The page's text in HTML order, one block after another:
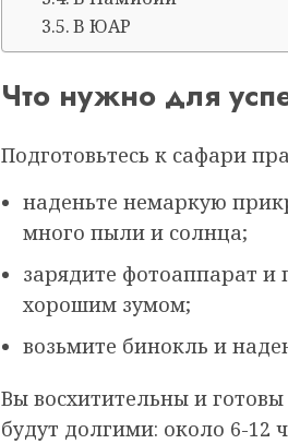
В ЮАР
Что нужно для
Подготовьтесь к сафари
наденьте немаркую
много пыли и солнца;
зарядите фотоаппарат и
хорошим зумом;
возьмите бинокль и
Вы восхитительны и
будут долгими: около 6-12